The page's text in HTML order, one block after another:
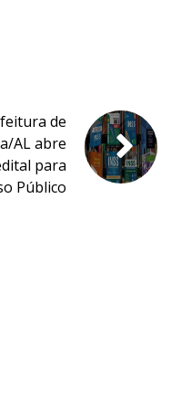
de
AL abre
para
Público